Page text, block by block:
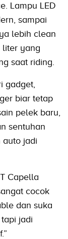
Lampu LED
sampai
lebih clean
liter yang
saat riding.
gadget,
biar tetap
pelek baru,
sentuhan
auto jadi
Capella
cocok
dan suka
jadi